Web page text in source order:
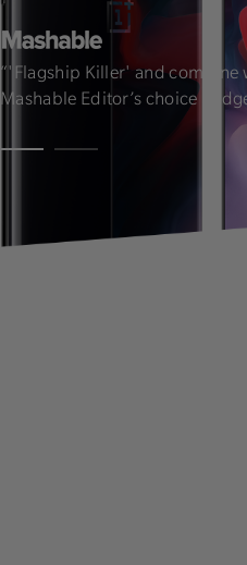
“'Flagship Killer' and combine
Mashable Editor’s choice